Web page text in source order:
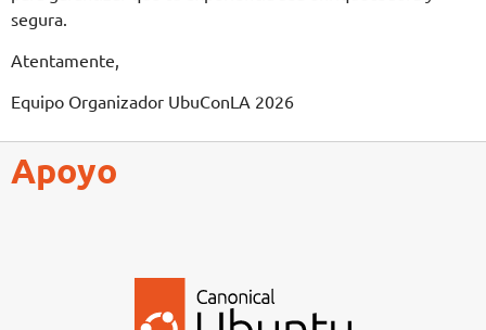
segura.
Atentamente,
Equipo Organizador UbuConLA 2026
Apoyo